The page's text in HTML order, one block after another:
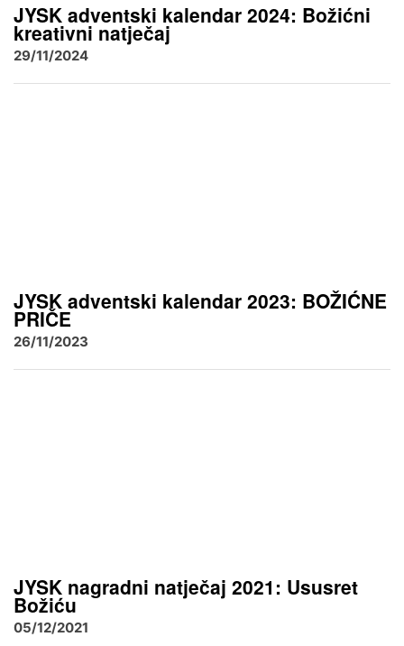
JYSK adventski kalendar 2024: Božićni
kreativni natječaj
29/11/2024
JYSK adventski kalendar 2023: BOŽIĆNE
PRIČE
26/11/2023
JYSK nagradni natječaj 2021: Ususret
Božiću
05/12/2021